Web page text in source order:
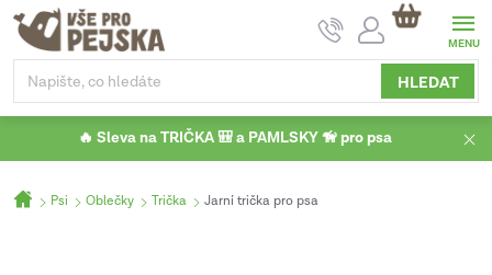
Přejít
obsah
HLEDAT
NÁKUPNÍ
KOŠÍK
🔥 Sleva na TRIČKA 🎒 a PAMLSKY 🦮 pro psa
Domů
Psi Oblečky Trička Jarní trička pro psa